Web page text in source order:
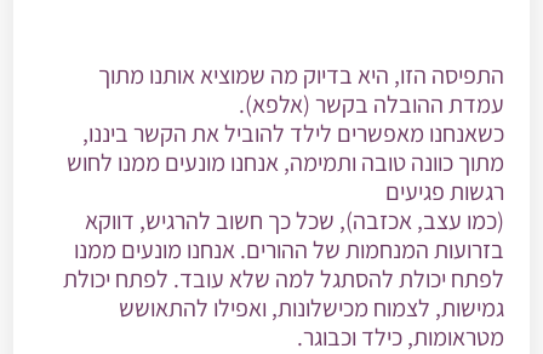
התפיסה הזו, היא בדיוק מה שמוציא אותנו מתוך
עמדת ההובלה בקשר (אלפא).
כשאנחנו מאפשרים לילד להוביל את הקשר ביננו,
מתוך כוונה טובה ותמימה, אנחנו מונעים ממנו לחוש
רגשות פגיעים
(כמו עצב, אכזבה), שכל כך חשוב להרגיש, דווקא
בזרועות המנחמות של ההורים. אנחנו מונעים ממנו
לפתח יכולת להסתגל למה שלא עובד. לפתח יכולת
גמישות, לצמוח מכישלונות, ואפילו להתאושש
מטראומות, כילד וכבוגר.